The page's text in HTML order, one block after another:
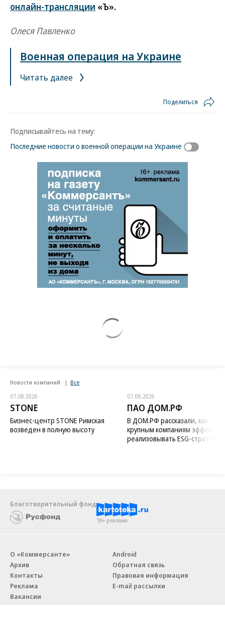
онлайн-трансляции «Ъ».
Олеся Павленко
Военная операция на Украине
Читать далее
Поделиться
Подписывайтесь на тему:
Последние новости о военной операции на Украине
ВСУ точно получат десятки тысяч новых
солдат
Путин озвучил итоговый план СВО
Зеленский неожиданно высказался о
возвращении Крыма
Заставим раскаяться: союзник России
дал грозное обещание
Новости компаний
07.08.2026
возведен в полную высоту
07.08.2026
В ДОМ.РФ рассказали, как
крупным компаниям
реализовывать ESG-стратегию